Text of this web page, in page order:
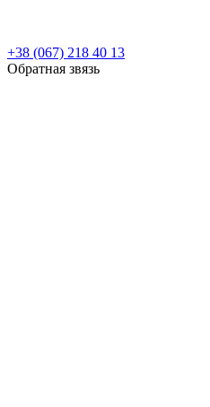
+38 (067) 218 40 13
Обратная звязь